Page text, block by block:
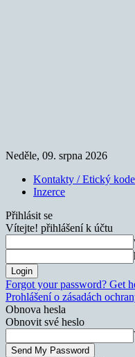
Neděle, 09. srpna 2026
Kontakty / Etický
Inzerce
Přihlásit se
Vítejte! přihlášení k účtu
Forgot your password? Get
Prohlášení o zásadách
Obnova hesla
Obnovit své heslo